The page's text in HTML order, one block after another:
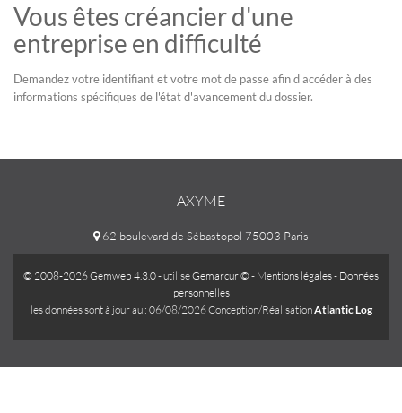
Vous êtes créancier d'une
entreprise en difficulté
Demandez votre identifiant et votre mot de passe afin d'accéder à des
informations spécifiques de l'état d'avancement du dossier.
AXYME
62 boulevard de Sébastopol 75003 Paris
© 2008-2026 Gemweb 4.3.0- utiliseGemarcur © - Mentions légales- Données
personnelles
les données sont à jour au : 06/08/2026 Conception/RéalisationAtlantic Log